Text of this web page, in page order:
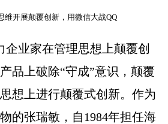
维开展颠覆创新，用微信大战QQ
企业家在管理思想上颠覆创
品上破除“守成”意识，颠覆
想上进行颠覆式创新。作为
的张瑞敏，自1984年担任海